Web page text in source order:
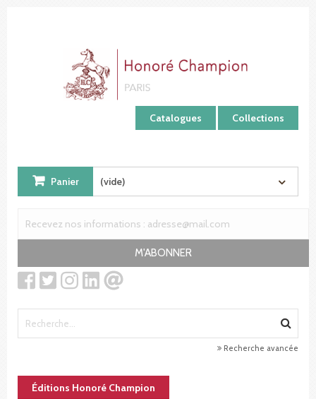
Catalogues Collections
Panier (vide)
M'ABONNER
Recherche avancée
Éditions Honoré Champion